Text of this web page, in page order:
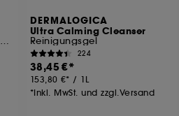
Reparierende Feuchtigkeitspflege gegen Rötungen
DERMALOGICA
Ultra Calming Cleanser
Reinigungsgel
224
38,45 €
153,80 € / 1L
*Inkl. MwSt. und zzgl.Versand